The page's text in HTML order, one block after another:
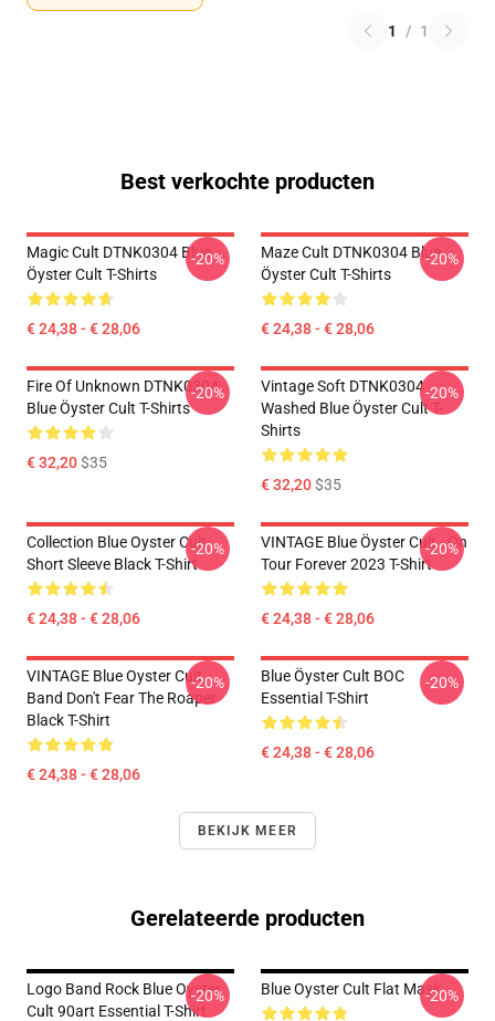
1 / 1
Best verkochte producten
Magic Cult DTNK0304 Blue
Öyster Cult T-Shirts
€ 24,38 - € 28,06
-20%
Maze Cult DTNK0304 Blue
Öyster Cult T-Shirts
€ 24,38 - € 28,06
-20%
Fire Of Unknown DTNK0304
Blue Öyster Cult T-Shirts
€ 32,20$35
-20%
Vintage Soft DTNK0304
Washed Blue Öyster Cult T-
Shirts
€ 32,20$35
-20%
Collection Blue Oyster Cult
Short Sleeve Black T-Shirt
€ 24,38 - € 28,06
-20%
VINTAGE Blue Öyster Cult - On
Tour Forever 2023 T-Shirt
€ 24,38 - € 28,06
-20%
VINTAGE Blue Oyster Cult
Band Don't Fear The Roaper
Black T-Shirt
€ 24,38 - € 28,06
-20%
Blue Öyster Cult BOC
Essential T-Shirt
€ 24,38 - € 28,06
-20%
BEKIJK MEER
Gerelateerde producten
Logo Band Rock Blue Oyster
Cult 90art Essential T-Shirt
-20% Blue Oyster Cult Flat Mask-20%